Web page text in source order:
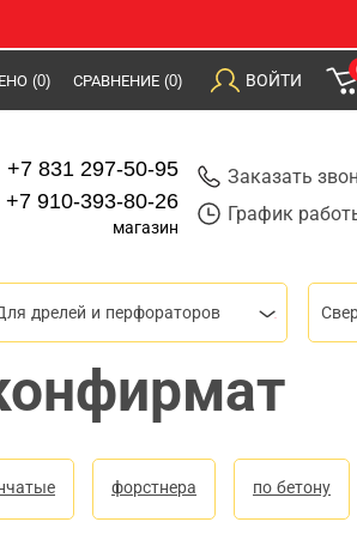
(0) СРАВНЕНИЕ (0) ВОЙТИ
+7 831 297-50-95
+7 910-393-80-26
магазин
Заказать
График
дрелей и перфораторов
форстнера по бетону